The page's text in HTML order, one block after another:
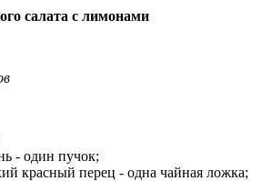
салата с лимонами
- один пучок;
красный перец - одна чайная ложка;